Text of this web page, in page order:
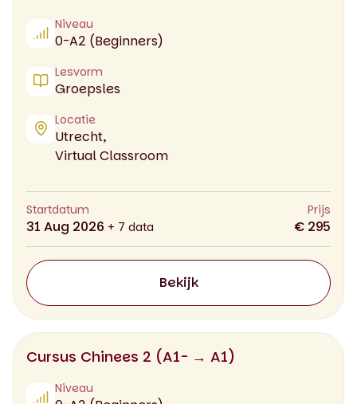
Niveau
0-A2 (Beginners)
Lesvorm
Groepsles
Locatie
Utrecht,
Virtual Classroom
Startdatum
31 Aug 2026 + 7 data
Prijs
€ 295
Bekijk
Cursus Chinees 2 (A1- → A1)
Niveau